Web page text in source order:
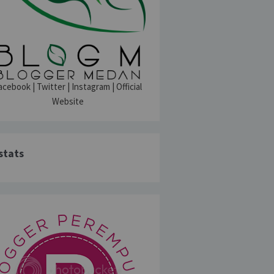
| Twitter| Instagram | Official
Website